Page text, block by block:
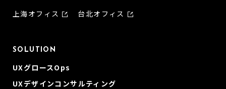
上海オフィス 台北オフィス
SOLUTION
UXグロースOps
UXデザインコンサルティング